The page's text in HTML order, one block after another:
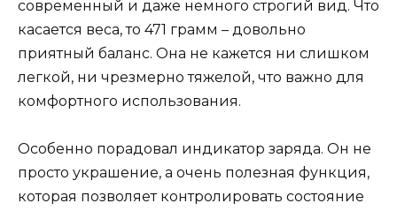
современный и даже немного строгий вид. Что
касается веса, то 471 грамм – довольно
приятный баланс. Она не кажется ни слишком
легкой, ни чрезмерно тяжелой, что важно для
комфортного использования.
Особенно порадовал индикатор заряда. Он не
просто украшение, а очень полезная функция,
которая позволяет контролировать состояние